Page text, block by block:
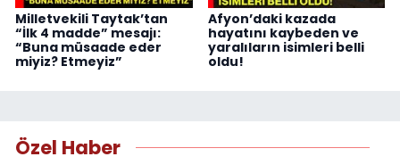
Milletvekili Taytak’tan
“İlk 4 madde” mesajı:
“Buna müsaade eder
miyiz? Etmeyiz”
Afyon’daki kazada
hayatını kaybeden ve
yaralıların isimleri belli
oldu!
Özel Haber